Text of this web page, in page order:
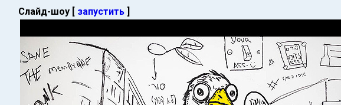
Слайд-шоу [ запустить ]